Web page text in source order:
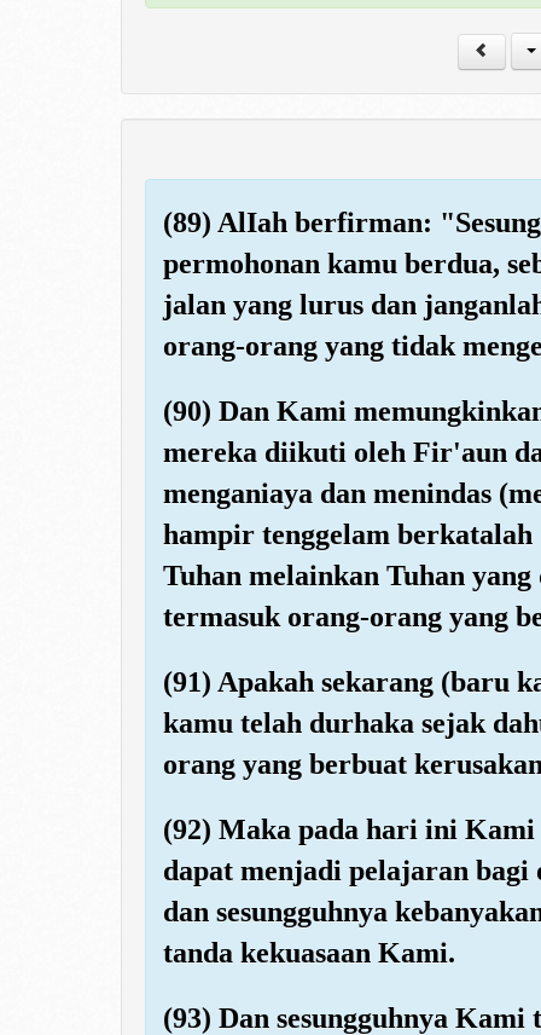
(89) AlIah berfirman:
permohonan kamu berdua,
jalan yang lurus dan
orang-orang yang tidak
(90) Dan Kami
mereka diikuti oleh Fir'aun
menganiaya dan menindas
hampir tenggelam
Tuhan melainkan Tuhan
termasuk orang-orang yang
(91) Apakah sekarang (baru
kamu telah durhaka sejak
orang yang berbuat
(92) Maka pada hari ini Kami
dapat menjadi pelajaran bagi
dan sesungguhnya
tanda kekuasaan Kami.
(93) Dan sesungguhnya